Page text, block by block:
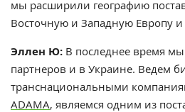
мы расширили географию
Восточную и Западную Европу
Эллен Ю: В последнее время
партнеров и в Украине. Ведем
транснациональными
ADAMA, являемся одним из